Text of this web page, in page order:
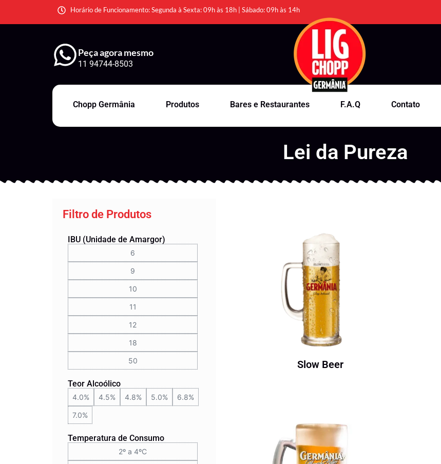
Horário de Funcionamento: Segunda à Sexta: 09h às 18h | Sábado: 09h às 14h
Peça agora mesmo
11 94744-8503
Chopp Germânia Produtos Bares e Restaurantes F.A.Q Contato
Lei da Pureza
Filtro de Produtos
IBU (Unidade de Amargor)
6
9
10
11
12
18
50
Teor Alcoólico
4.0% 4.5% 4.8% 5.0% 6.8%
7.0%
Temperatura de Consumo
2º a 4ºC
Slow Beer